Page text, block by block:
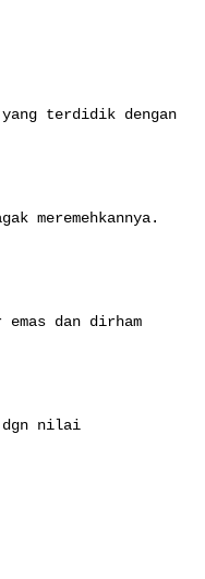
yang terdidik dengan
meremehkannya.
dan dirham
dgn nilai